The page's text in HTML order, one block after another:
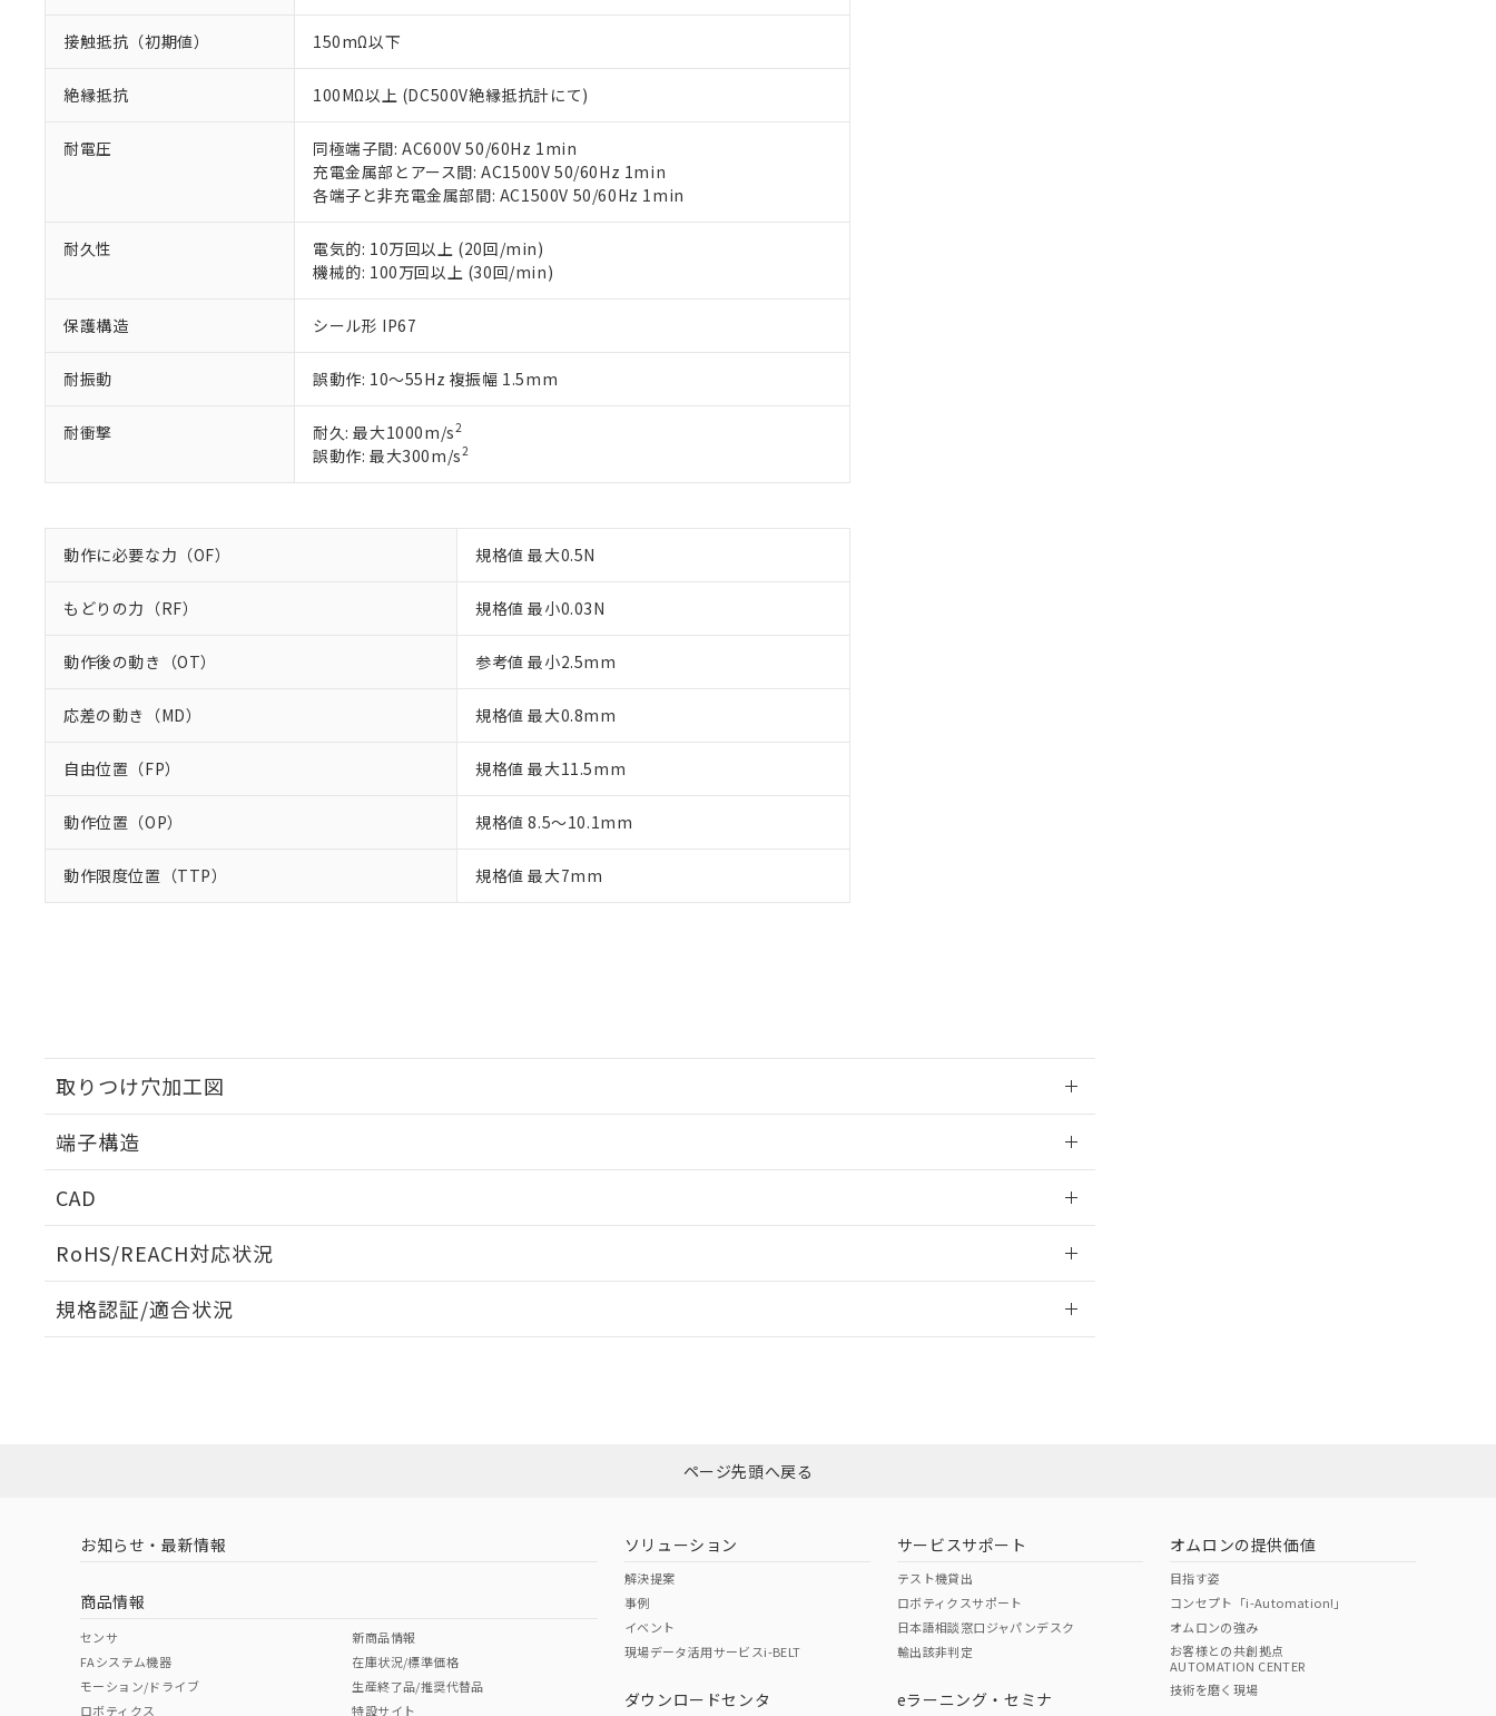
接触抵抗（初期値） 150mΩ以下
絶縁抵抗 100MΩ以上 (DC500V絶縁抵抗計にて)
耐電圧
同極端子間: AC600V 50/60Hz 1min
充電金属部とアース間: AC1500V 50/60Hz 1min
各端子と非充電金属部間: AC1500V 50/60Hz 1min
耐久性
電気的: 10万回以上 (20回/min)
機械的: 100万回以上 (30回/min)
保護構造 シール形 IP67
耐振動 誤動作: 10～55Hz 複振幅 1.5mm
耐衝撃 耐久: 最大1000m/s2
誤動作: 最大300m/s2
動作に必要な力（OF） 規格値 最大0.5N
もどりの力（RF） 規格値 最小0.03N
動作後の動き（OT） 参考値 最小2.5mm
応差の動き（MD） 規格値 最大0.8mm
自由位置（FP） 規格値 最大11.5mm
動作位置（OP） 規格値 8.5～10.1mm
動作限度位置（TTP） 規格値 最大7mm
取りつけ穴加工図
端子構造
CAD
RoHS/REACH対応状況
EU RoHS 注意事項・凡例
ダウンロードはこちら
中国 RoHS 注意事項・凡例
中国 RoHS表
Pb Hg Cr(VI)
規格認証/適合状況
以下の条件をお読みいただき、同意のうえご利用ください。
当社制御機器事業取扱商品の中には、本サービスの対象外となる商品もあることをご了承ください。
在庫状況および標準価格照会結果は、記載している更新日時点での社内データに基づき作成されるも
のであり、閲覧された時点での実際の在庫および標準価格とは異なる場合があることをご了承くださ
い。
正式な納期状況および標準価格はお客様のお取引先、またはお客様担当のオムロン制御機器販売店・
当社販売員にご相談ください。
オムロン制御機器販売店や当社販売拠点は「
在庫状況および標準価格結果を当社の事前の承諾なく第三者に漏洩または開示しないようお願いしま
ている必要があります。
お客様が当ウェブサイト上で当社にご登録された部品リストについて、当社および当社の共同利用者
が、当社の製品・サービスに関するお客様との取引・商談に必要な範囲で利用することをご了承くだ
さい。
※当社の共同利用者とは、
いる法人を指します。
*EU RoHS指令（10物質）：
鉛(Pb) 1000ppm以下、 水銀(Hg) 1000ppm以下、 カドミウム(Cd) 100ppm以下、
六価クロム(Cr(Ⅵ)) 1000ppm以下、ポリ臭化ビフェニル類(PBB) 1000ppm以下、ポリ臭化ジフェニルエーテル類(PBDE) 1000ppm以下、
フタル酸ビス(2-エチルヘキシル) (DEHP)(別名：DOP) 1000ppm以下、フタル酸ブチルベンジル（BBP） 1000ppm以下、フタル酸ジブチ
ル（DBP） 1000ppm以下、フタル酸ジイソブチル (DIBP) 1000ppm以下
フタル酸エステル類の４物質については閾値を超える意図的な使用がないことを確認しています。
※2 対応予定月
部品在庫の切り替え状況などにより、予定月が前後することがあります。
※3 非含有証明書ダウンロード
下記の非含有証明書をダウンロードすることができます。
EU RoHS指令（10物質）の非含有証明書
51物質の非含有証明書（当社基準）
また、RoHS指令のフタル酸エステル類４物質の対応では、対応完了までの期間は出荷製品に未対応品が
混在することから備考欄に対応日を記載しておりました。
「○」：最大均質材料含有率が中国RoHSの基準値以下であることを示します。
「×」：最大均質材料含有率が中国RoHSの基準値を超えていることを示します。
「－」：未確認です。当社販売部門へお問い合わせください。
Cr(Ⅵ)(六価クロム) : 1000ppm、 PBBs(ポリ臭化ビフェニル類) : 1000ppm、 PBDEs(ポリ臭化ジフェニルエーテル類) : 1000ppm、
DBP(フタル酸ジブチル) : 1000ppm、 DIBP(フタル酸ジイソブチル) : 1000ppm、 BBP(フタル酸ブチルベンジル) : 1000ppm、
DEHP(フタル酸ビス(2-エチルヘキシル)) : 1000ppm
※2 環境保護使用期限
「ｅ」：有害物質（10物質）のすべてが基準値以下であることを示します。
「10」：通常の使用状況下において有害物質が外部に漏えいし、環境に深刻な影響を及ぼさない年数を意
などの必要な手続きをとります。
当社は規制貨物を破棄する場合は、完全に破砕するなど、違法に輸出されないよう必要な手段を講じ
ます。
当社は貴社製品を、核兵器、ミサイル、化学兵器、生物兵器またはその他武器並びにこれらの製造装
置等に一切使用いたしません。
当社は、貴社製品を第三者に販売する場合は、上記1、2および3の内容を当該第三者に通知します。
また当社は、販売先および販売に係わる関係者が違法に輸出するおそれがある場合は、取り引きをい
たしません。
記
説明
○ 一定数以上の在庫あり
△ 一定数には満たないが在庫あり
－
在庫なし(最新の在庫状況については、お客様のお取引先、またはお客様担当のオムロン制御
機器販売店・当社販売員にご確認ください)
空
白
受注生産機種、また在庫状況の情報を公開していない機種
ページ先頭へ戻る
お知らせ・最新情報
商品情報
センサ
FAシステム機器
モーション/ドライブ
ロボティクス
新商品情報
在庫状況/標準価格
生産終了品/推奨代替品
特設サイト
ソリューション
解決提案
事例
イベント
現場データ活用サービスi-BELT
ダウンロードセンタ
サービスサポート
テスト機貸出
ロボティクスサポート
日本語相談窓口ジャパンデスク
輸出該非判定
eラーニング・セミナ
オムロンの提供価値
目指す姿
コンセプト「i-Automation!」
オムロンの強み
お客様との共創拠点
AUTOMATION CENTER
技術を磨く現場